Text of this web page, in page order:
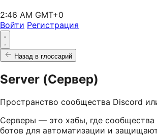
2:46 AM GMT+0
Войти Регистрация
Назад в глоссарий
Server (Сервер)
Пространство сообщества Discord
Серверы — это хабы, где
ботов для автоматизации и